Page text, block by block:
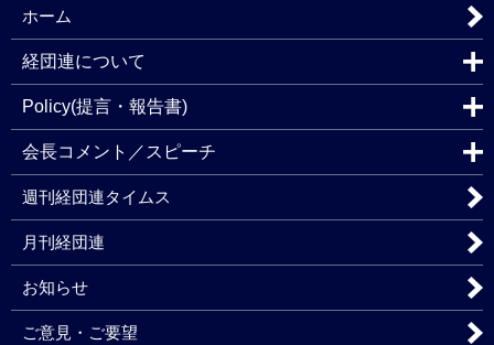
ホーム
経団連について
Policy(提言・報告書)
会長コメント／スピーチ
週刊経団連タイムス
月刊経団連
お知らせ
ご意見・ご要望